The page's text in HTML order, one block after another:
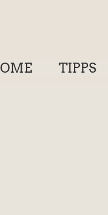
TIPPS